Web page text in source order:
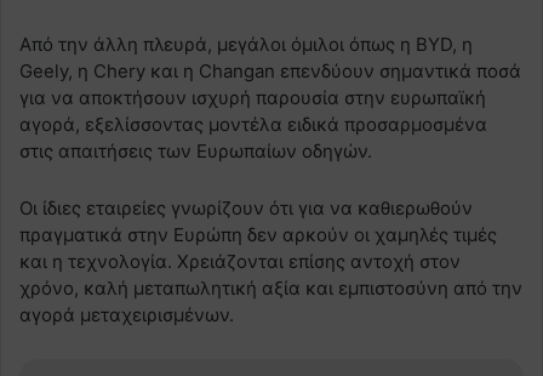
Από την άλλη πλευρά, μεγάλοι όμιλοι όπως η BYD, η
Geely, η Chery και η Changan επενδύουν σημαντικά ποσά
για να αποκτήσουν ισχυρή παρουσία στην ευρωπαϊκή
αγορά, εξελίσσοντας μοντέλα ειδικά προσαρμοσμένα
στις απαιτήσεις των Ευρωπαίων οδηγών.
Οι ίδιες εταιρείες γνωρίζουν ότι για να καθιερωθούν
πραγματικά στην Ευρώπη δεν αρκούν οι χαμηλές τιμές
και η τεχνολογία. Χρειάζονται επίσης αντοχή στον
χρόνο, καλή μεταπωλητική αξία και εμπιστοσύνη από την
αγορά μεταχειρισμένων.